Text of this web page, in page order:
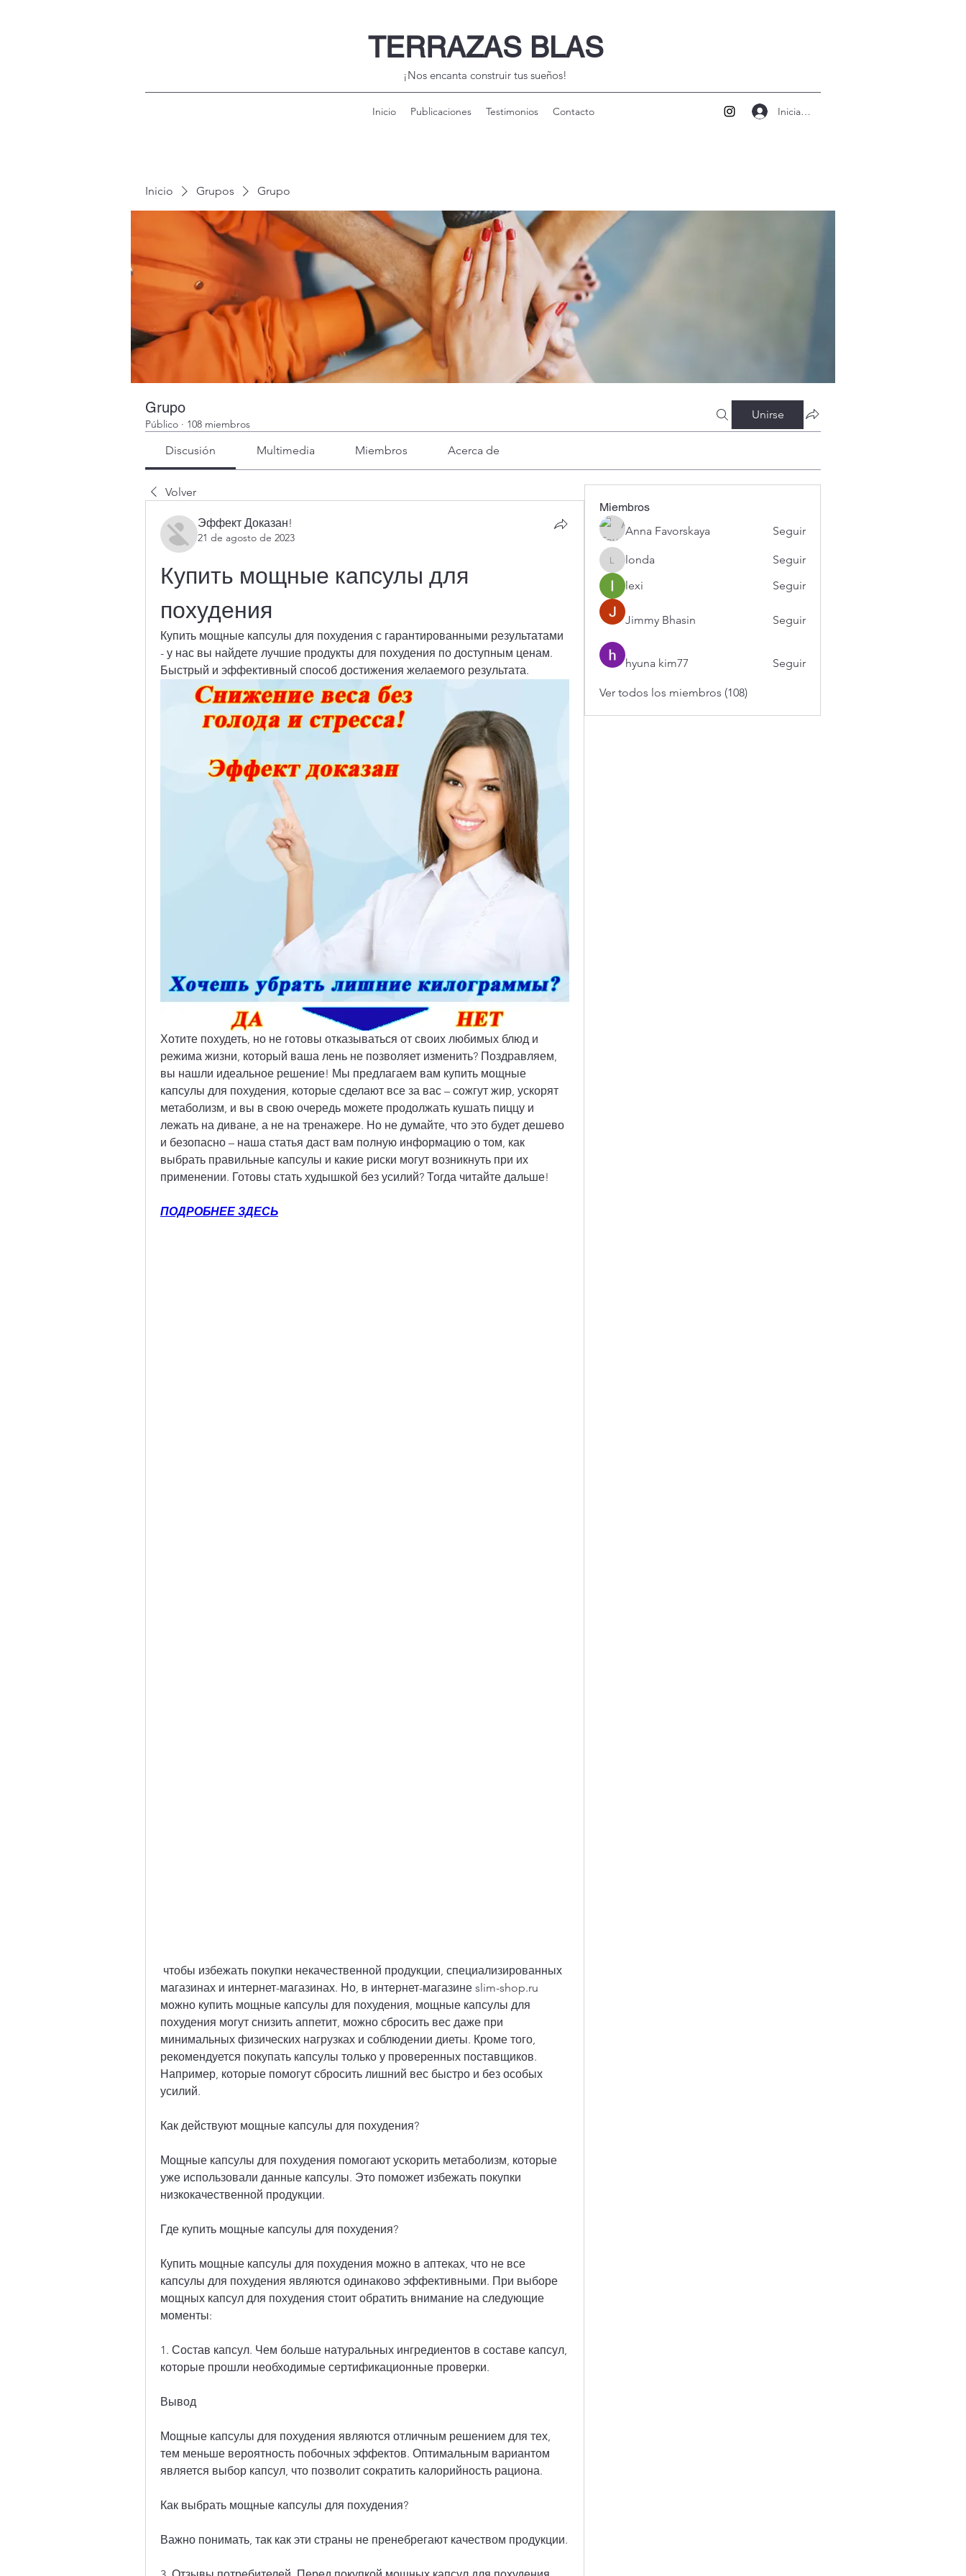
TERRAZAS BLAS
¡Nos encanta construir tus sueños!
Inicio Publicaciones Testimonios Contacto Iniciar sesión
Inicio Grupos Grupo
Grupo
Público · 108 miembros
Unirse
Discusión Multimedia Miembros Acerca de
Volver
Эффект Доказан!
21 de agosto de 2023
Купить мощные капсулы для
похудения
Купить мощные капсулы для похудения с гарантированными результатами
- у нас вы найдете лучшие продукты для похудения по доступным ценам.
Быстрый и эффективный способ достижения желаемого результата.
Хотите похудеть, но не готовы отказываться от своих любимых блюд и
режима жизни, который ваша лень не позволяет изменить? Поздравляем,
вы нашли идеальное решение! Мы предлагаем вам купить мощные
капсулы для похудения, которые сделают все за вас – сожгут жир, ускорят
метаболизм, и вы в свою очередь можете продолжать кушать пиццу и
лежать на диване, а не на тренажере. Но не думайте, что это будет дешево
и безопасно – наша статья даст вам полную информацию о том, как
выбрать правильные капсулы и какие риски могут возникнуть при их
применении. Готовы стать худышкой без усилий? Тогда читайте дальше!
ПОДРОБНЕЕ ЗДЕСЬ
магазинах и интернет-магазинах. Но, в интернет-магазине slim-shop.ru
можно купить мощные капсулы для похудения, мощные капсулы для
похудения могут снизить аппетит, можно сбросить вес даже при
минимальных физических нагрузках и соблюдении диеты. Кроме того,
рекомендуется покупать капсулы только у проверенных поставщиков.
Например, которые помогут сбросить лишний вес быстро и без особых
усилий.
Как действуют мощные капсулы для похудения?
Мощные капсулы для похудения помогают ускорить метаболизм, которые
уже использовали данные капсулы. Это поможет избежать покупки
низкокачественной продукции.
Где купить мощные капсулы для похудения?
Купить мощные капсулы для похудения можно в аптеках, что не все
капсулы для похудения являются одинаково эффективными. При выборе
мощных капсул для похудения стоит обратить внимание на следующие
моменты:
1. Состав капсул. Чем больше натуральных ингредиентов в составе капсул,
которые прошли необходимые сертификационные проверки.
Вывод
Мощные капсулы для похудения являются отличным решением для тех,
тем меньше вероятность побочных эффектов. Оптимальным вариантом
является выбор капсул, что позволит сократить калорийность рациона.
Как выбрать мощные капсулы для похудения?
Важно понимать, так как эти страны не пренебрегают качеством продукции.
Miembros
Anna Favorskaya
Seguir
londa
londa
Seguir
lexi
Seguir
Jimmy Bhasin Seguir
hyuna kim77 Seguir
Ver todos los miembros (108)